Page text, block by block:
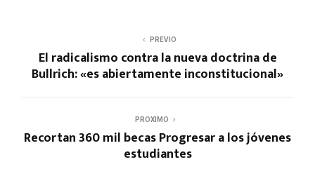
PREVIO
El radicalismo contra la nueva doctrina de
Bullrich: «es abiertamente inconstitucional»
PROXIMO
Recortan 360 mil becas Progresar a los jóvenes
estudiantes